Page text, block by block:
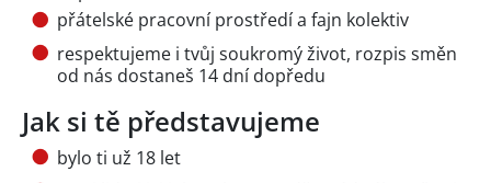
přátelské pracovní prostředí a fajn kolektiv
respektujeme i tvůj soukromý život, rozpis směn
od nás dostaneš 14 dní dopředu
Jak si tě představujeme
bylo ti už 18 let